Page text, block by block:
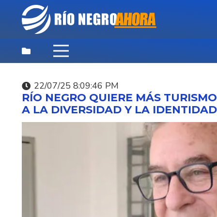
22/07/25 8:09:46 PM
RÍO NEGRO QUIERE MÁS
A LA DIVERSIDAD Y LA
DESTACADAS,NOTICIAS ,
06/08/26 9:03:44 PM
APELACIONES
LAS CONDENAS A
EXMILITARES POR EL
VLADIMIR ROSLIK